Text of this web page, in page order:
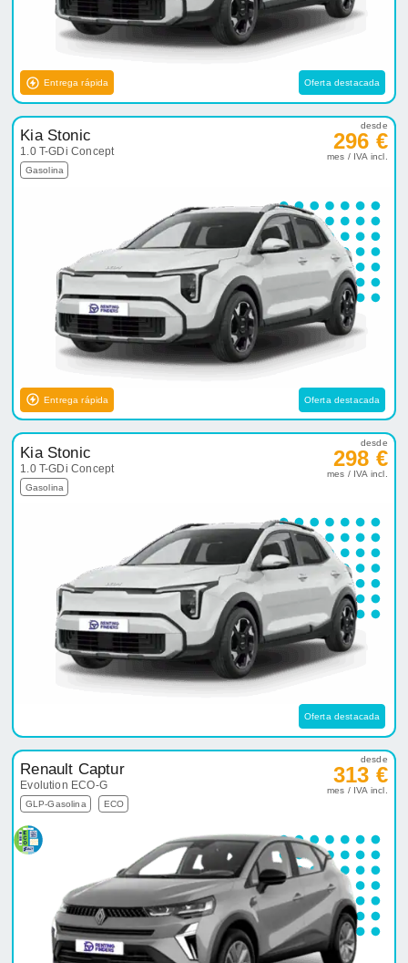
Entrega rápida Oferta destacada
Kia Stonic
1.0 T-GDi Concept
Gasolina
desde
296 €
mes / IVA incl.
Entrega rápida Oferta destacada
Kia Stonic
1.0 T-GDi Concept
Gasolina
desde
298 €
mes / IVA incl.
Oferta destacada
Renault Captur
Evolution ECO-G
GLP-Gasolina ECO
desde
313 €
mes / IVA incl.